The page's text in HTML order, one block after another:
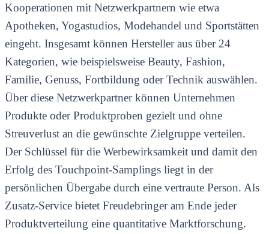
Kooperationen mit Netzwerkpartnern wie etwa
Apotheken, Yogastudios, Modehandel und Sportstätten
eingeht. Insgesamt können Hersteller aus über 24
Kategorien, wie beispielsweise Beauty, Fashion,
Familie, Genuss, Fortbildung oder Technik auswählen.
Über diese Netzwerkpartner können Unternehmen
Produkte oder Produktproben gezielt und ohne
Streuverlust an die gewünschte Zielgruppe verteilen.
Der Schlüssel für die Werbewirksamkeit und damit den
Erfolg des Touchpoint-Samplings liegt in der
persönlichen Übergabe durch eine vertraute Person. Als
Zusatz-Service bietet Freudebringer am Ende jeder
Produktverteilung eine quantitative Marktforschung.